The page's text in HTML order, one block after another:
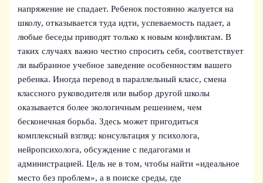
напряжение не спадает. Ребенок постоянно жалуется на
школу, отказывается туда идти, успеваемость падает, а
любые беседы приводят только к новым конфликтам. В
таких случаях важно честно спросить себя, соответствует
ли выбранное учебное заведение особенностям вашего
ребенка. Иногда перевод в параллельный класс, смена
классного руководителя или выбор другой школы
оказывается более экологичным решением, чем
бесконечная борьба. Здесь может пригодиться
комплексный взгляд: консультация у психолога,
нейропсихолога, обсуждение с педагогами и
администрацией. Цель не в том, чтобы найти «идеальное
место без проблем», а в поиске среды, где